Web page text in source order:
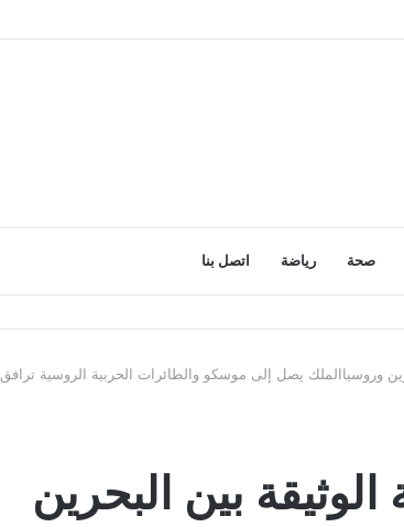
صحة رياضة اتصل بنا
وروسياالملك يصل إلى موسكو والطائرات الحربية الروسية ترافق
بين البحرين